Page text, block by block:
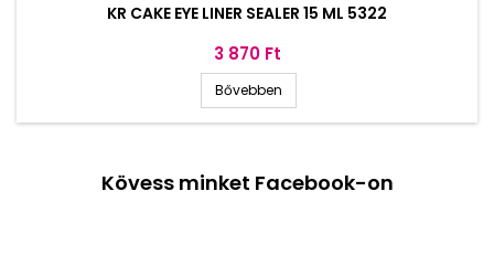
KR CAKE EYE LINER SEALER 15 ML 5322
Ár
3 870 Ft
Bővebben
Kövess minket Facebook-on